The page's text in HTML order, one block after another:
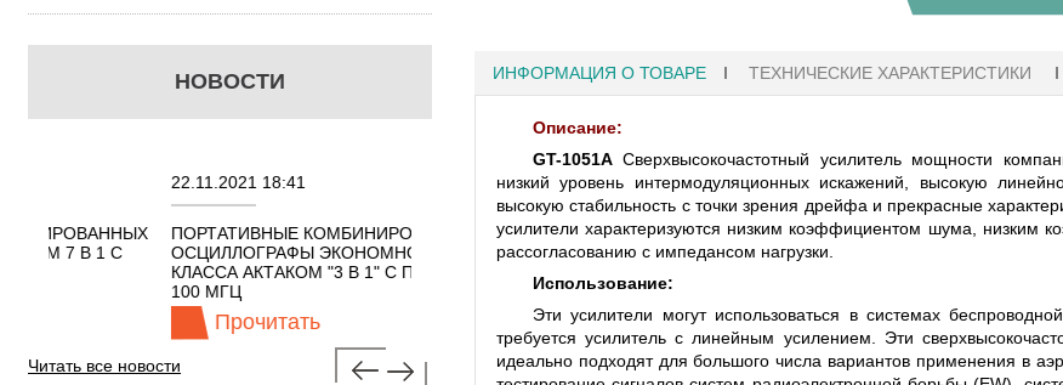
НОВОСТИ
22.11.2021 18:41
ПОРТАТИВНЫЕ КОМБИНИРОВАННЫЕ
ОСЦИЛЛОГРАФЫ ЭКОНОМНОГО
КЛАССА АКТАКОМ "3 В 1" С ПОЛОСОЙ
Прочитать
02.08.2021 18:41
ОСЦИЛЛОГРАФЫ KEYSIGHT
TECHNOLOGIES СЕРИИ UXR
Прочитать
27.01.2023 10:06
В НАЛИЧИИ! ZVH8, АНАЛИЗАТОР
КАБЕЛЕЙ И АНТЕНН, 100 КГЦ ДО 8
Прочитать
Читать все новости
ИНФОРМАЦИЯ О ТОВАРЕ ТЕХНИЧЕСКИЕ ХАРАКТЕРИСТИКИ
Описание:
GT-1051AСверхвысокочастотный усилитель мощности
низкий уровень интермодуляционных искажений, высокую
высокую стабильность с точки зрения дрейфа и прекрасные
усилители характеризуются низким коэффициентом шума, низким
рассогласованию с импедансом нагрузки.
Использование:
Эти усилители могут использоваться в системах
требуется усилитель с линейным усилением. Эти
идеально подходят для большого числа вариантов применения в